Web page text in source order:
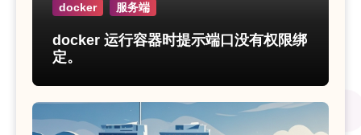
docker 服务端
docker 运行容器时提示端口没有权限绑
定。